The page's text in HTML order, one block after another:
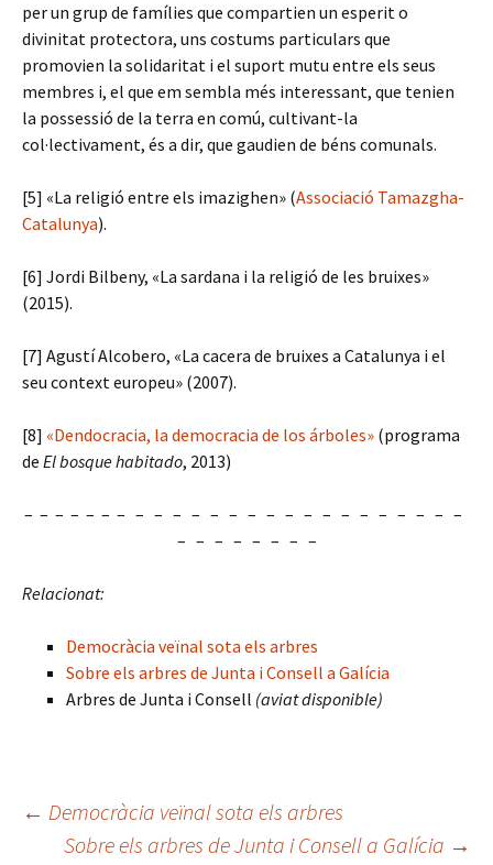
per un grup de famílies que compartien un esperit o
divinitat protectora, uns costums particulars que
promovien la solidaritat i el suport mutu entre els seus
membres i, el que em sembla més interessant, que tenien
la possessió de la terra en comú, cultivant-la
col·lectivament, és a dir, que gaudien de béns comunals.
[5] «La religió entre els imazighen» (Associació Tamazgha-
Catalunya).
[6] Jordi Bilbeny, «La sardana i la religió de les bruixes»
(2015).
[7] Agustí Alcobero, «La cacera de bruixes a Catalunya i el
seu context europeu» (2007).
[8] «Dendocracia, la democracia de los árboles» (programa
de El bosque habitado, 2013)
– – – – – – – – – – – – – – – – – – – – – – – – –
– – – – – – – –
Relacionat:
Democràcia veïnal sota els arbres
Sobre els arbres de Junta i Consell a Galícia
Arbres de Junta i Consell (aviat disponible)
Navegació
← Democràcia veïnal sota els arbres
Sobre els arbres de Junta i Consell a Galícia →